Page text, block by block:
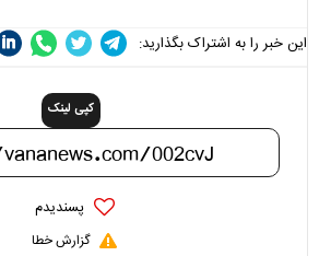
این خبر را به اشتراک بگذارید:
کپی لینک
پسندیدم
گزارش خطا